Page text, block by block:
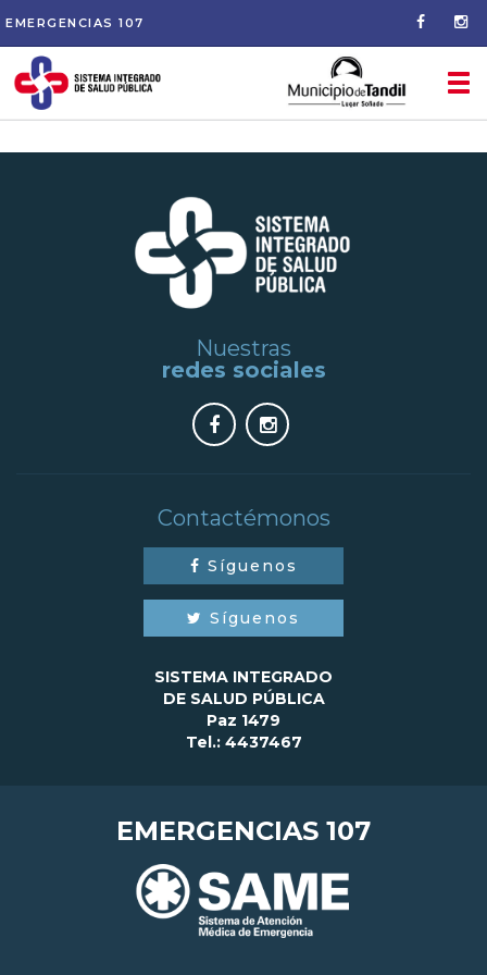
EMERGENCIAS 107
Nuestras
redes sociales
Contactémonos
Síguenos
Síguenos
SISTEMA INTEGRADO
DE SALUD PÚBLICA
Paz 1479
Tel.: 4437467
EMERGENCIAS 107